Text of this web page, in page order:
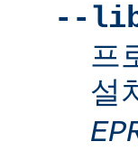
--
프
설